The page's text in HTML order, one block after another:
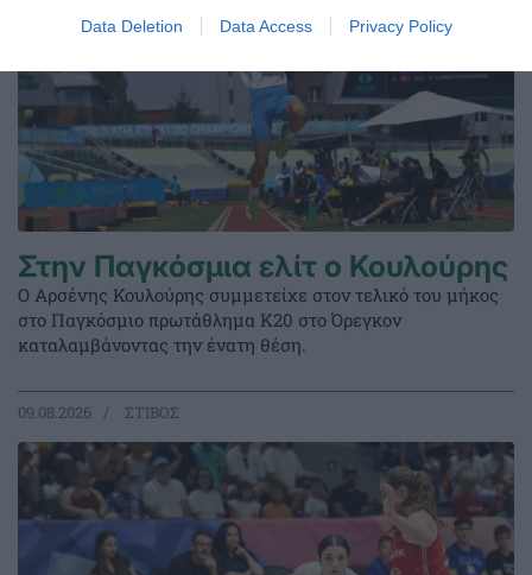
Data Deletion Data Access Privacy Policy
Στην Παγκόσμια ελίτ ο Κουλούρης
Ο Αρσένης Κουλούρης συμμετείχε στον τελικό του μήκος
στο Παγκόσμιο πρωτάθλημα Κ20 στο Όρεγκον
καταλαμβάνοντας την ένατη θέση.
09.08.2026 ΣΤΙΒΟΣ